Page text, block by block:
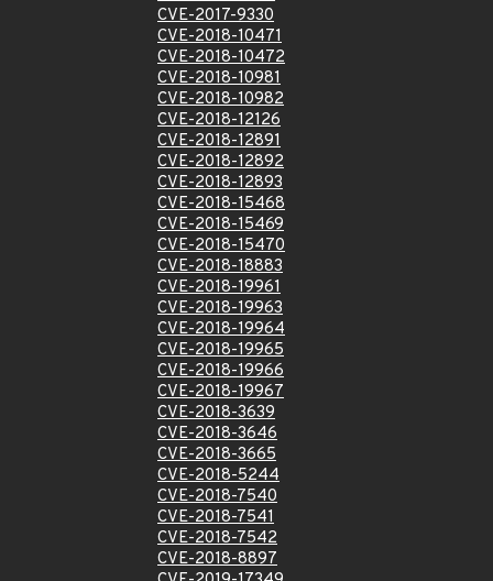
CVE-2017-9330
CVE-2018-10471
CVE-2018-10472
CVE-2018-10981
CVE-2018-10982
CVE-2018-12126
CVE-2018-12891
CVE-2018-12892
CVE-2018-12893
CVE-2018-15468
CVE-2018-15469
CVE-2018-15470
CVE-2018-18883
CVE-2018-19961
CVE-2018-19963
CVE-2018-19964
CVE-2018-19965
CVE-2018-19966
CVE-2018-19967
CVE-2018-3639
CVE-2018-3646
CVE-2018-3665
CVE-2018-5244
CVE-2018-7540
CVE-2018-7541
CVE-2018-7542
CVE-2018-8897